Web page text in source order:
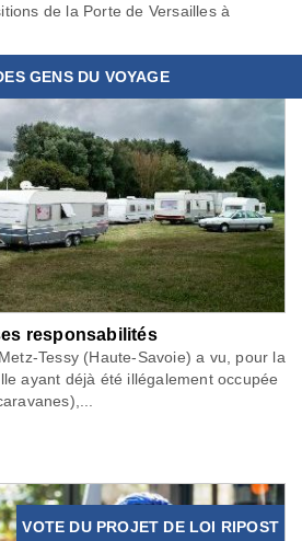
de la Porte de Versailles à
GENS DU VOYAGE
responsabilités
Tessy (Haute-Savoie) a vu, pour la
ayant déjà été illégalement occupée
VOTE DU PROJET DE LOI RIPOST